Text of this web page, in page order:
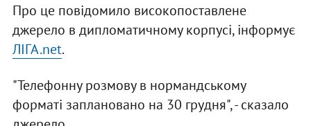
Про це повідомило високопоставлене
джерело в дипломатичному корпусі, інформує
ЛІГА.net.
"Телефонну розмову в нормандському
форматі заплановано на 30 грудня", - сказало